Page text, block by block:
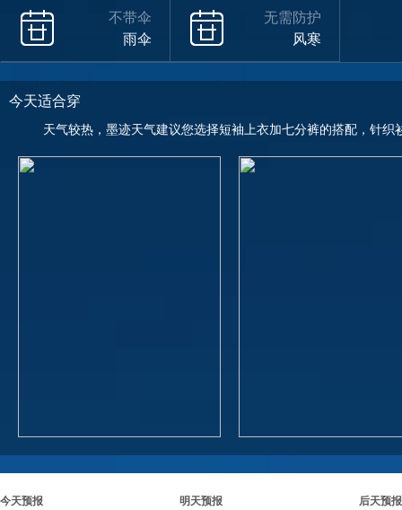
不带伞
雨伞
无需防护
风寒
今天适合穿
天气较热，墨迹天气建议您选择短袖上衣加七分裤的搭配，针织
今天预报
明天预报
后天预报